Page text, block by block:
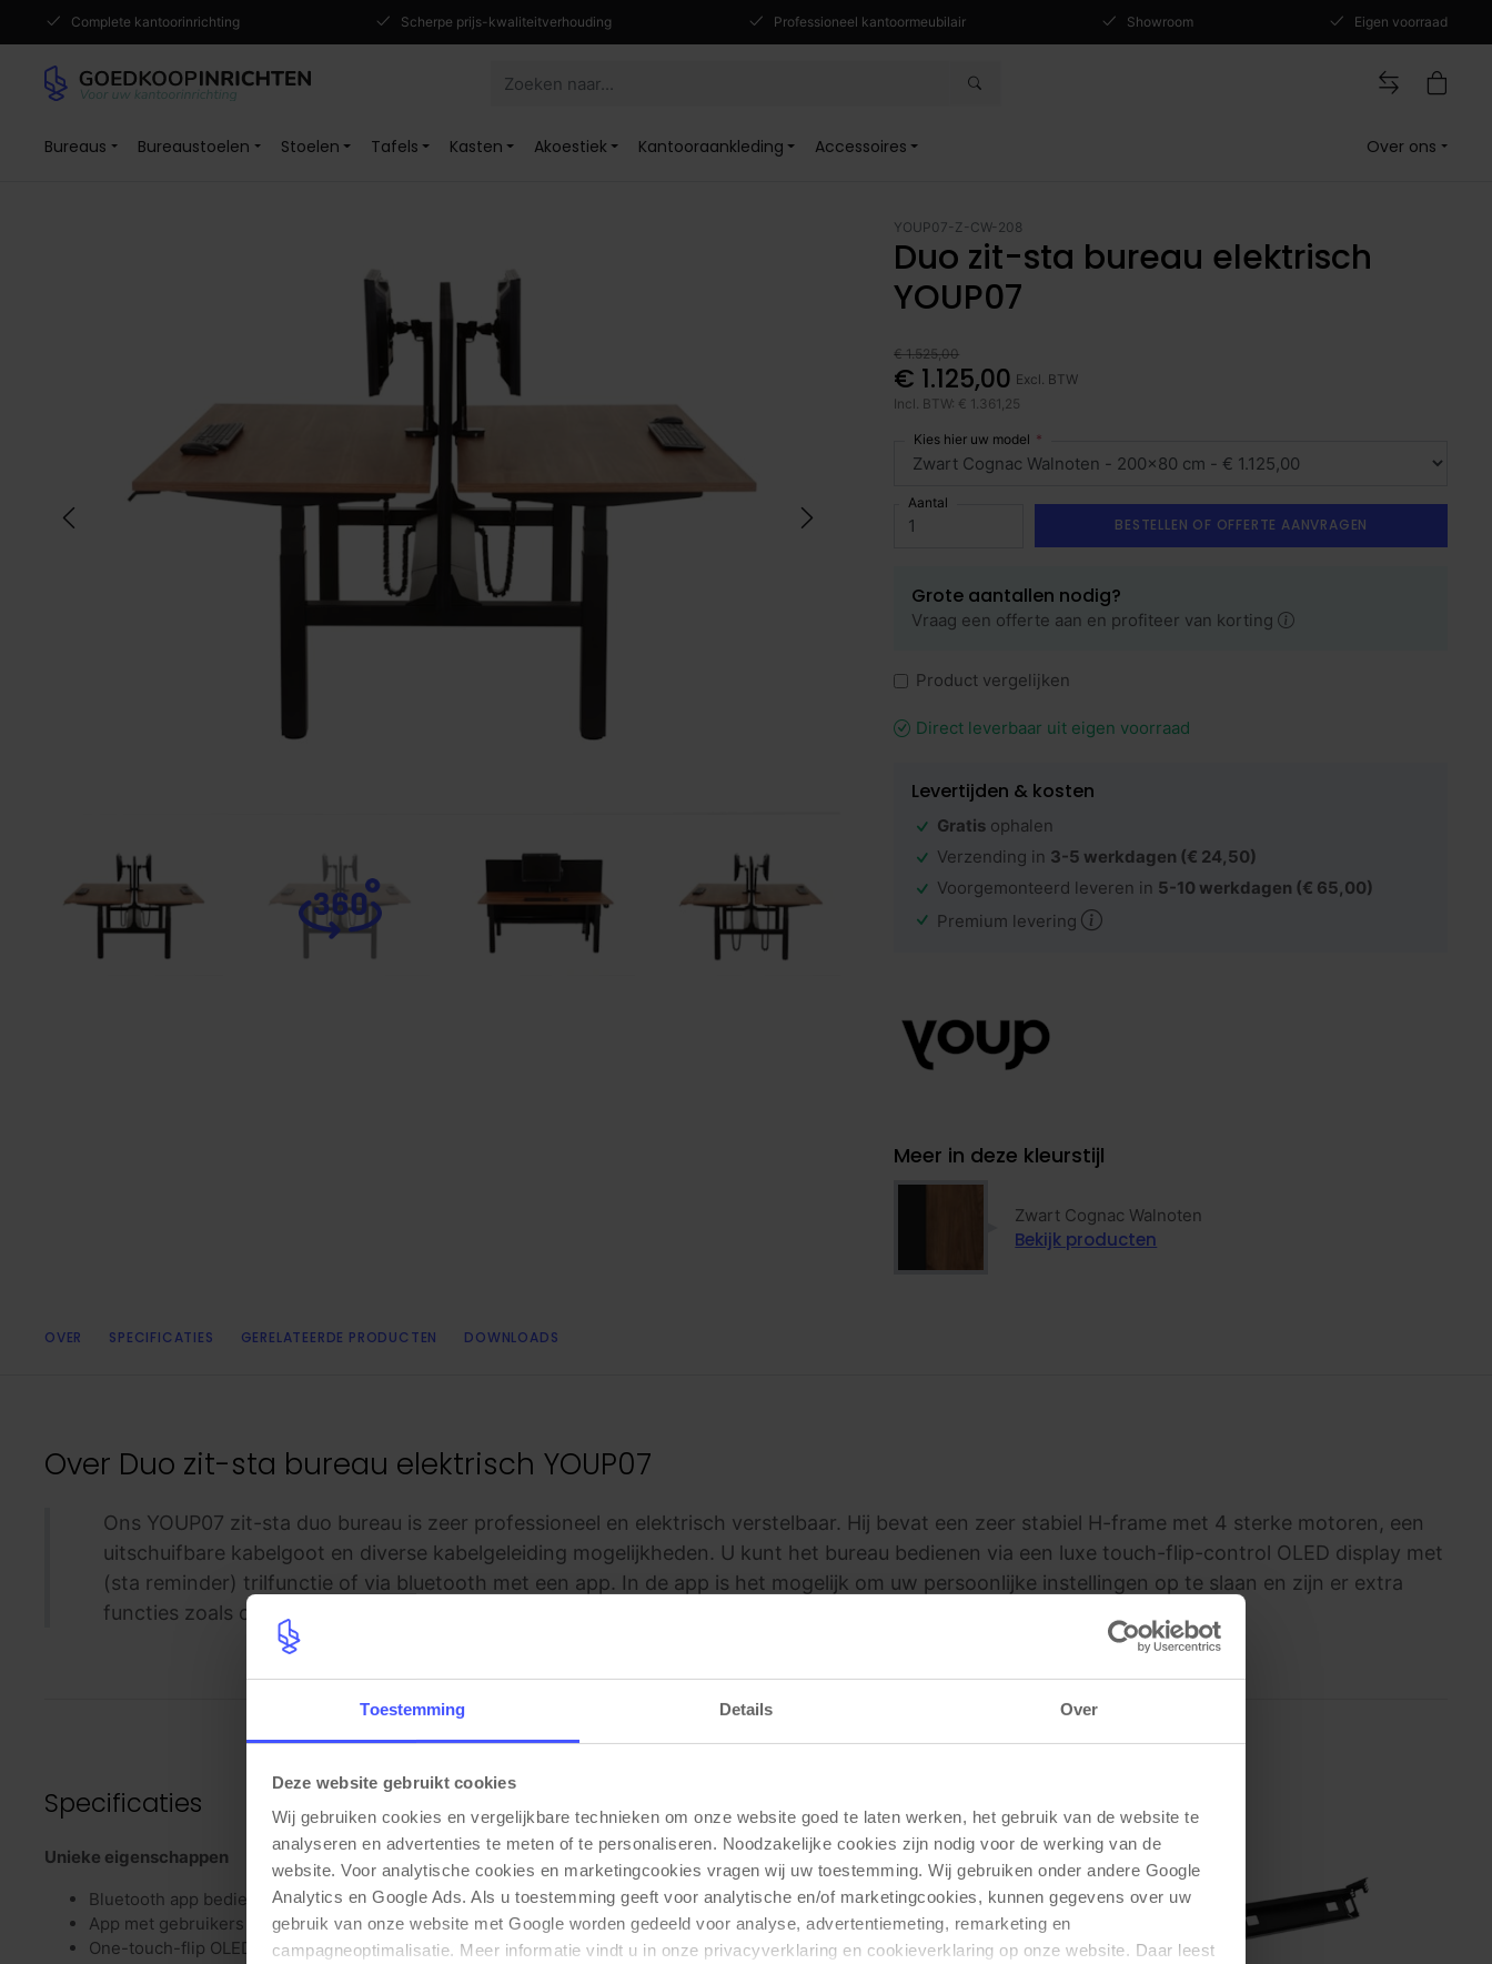
Toestemming Details Over
Deze website gebruikt cookies
Wij gebruiken cookies en vergelijkbare technieken om onze website goed te laten werken, het gebruik van de website te
analyseren en advertenties te meten of te personaliseren. Noodzakelijke cookies zijn nodig voor de werking van de
website. Voor analytische cookies en marketingcookies vragen wij uw toestemming. Wij gebruiken onder andere Google
Analytics en Google Ads. Als u toestemming geeft voor analytische en/of marketingcookies, kunnen gegevens over uw
gebruik van onze website met Google worden gedeeld voor analyse, advertentiemeting, remarketing en
campagneoptimalisatie. Meer informatie vindt u in onze privacyverklaring en cookieverklaring op onze website. Daar leest
Complete kantoorinrichting Scherpe prijs-kwaliteitverhouding Professioneel kantoormeubilair Showroom Eigen voorraad
Bureaus Bureaustoelen Stoelen Tafels Kasten Akoestiek Kantooraankleding Accessoires Over ons
YOUP07-Z-CW-208
Duo zit-sta bureau elektrisch
YOUP07
€ 1.525,00
€ 1.125,00 Excl. BTW
Incl. BTW: € 1.361,25
Kies hier uw model
Aantal
BESTELLEN OF OFFERTE AANVRAGEN
Grote aantallen nodig?
Vraag een offerte aan en profiteer van korting
Product vergelijken
Direct leverbaar uit eigen voorraad
Levertijden & kosten
Gratis ophalen
Verzending in 3-5 werkdagen (€ 24,50)
Voorgemonteerd leveren in 5-10 werkdagen (€ 65,00)
Premium levering
Meer in deze kleurstijl
Zwart Cognac Walnoten
Bekijk producten
OVER SPECIFICATIES GERELATEERDE PRODUCTEN DOWNLOADS
Over Duo zit-sta bureau elektrisch YOUP07
Ons YOUP07 zit-sta duo bureau is zeer professioneel en elektrisch verstelbaar. Hij bevat een zeer stabiel H-frame met 4 sterke motoren, een
uitschuifbare kabelgoot en diverse kabelgeleiding mogelijkheden. U kunt het bureau bedienen via een luxe touch-flip-control OLED display met
(sta reminder) trilfunctie of via bluetooth met een app. In de app is het mogelijk om uw persoonlijke instellingen op te slaan en zijn er extra
functies zoals calorieverbruik, memoryfunctie en uw zit-sta tijden.
Specificaties
Unieke eigenschappen
Bluetooth app bediening
App met gebruikers statistieken (Android en iOS)
One-touch-flip OLED display met memory en trilfunctie
Gerelateerde producten